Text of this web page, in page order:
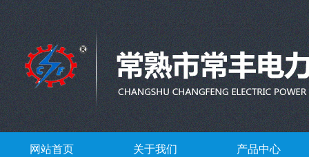
网站首页 关于我们 产品中心